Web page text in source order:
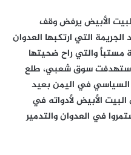
الأبيض يرفض وقف
التي ارتكبها العدوان
والتي راح ضحيتها
استهدفت سوق شعبي، طلع
السياسي في اليمن بعيد
الأبيض لأدواته في
في العدوان والتدمير